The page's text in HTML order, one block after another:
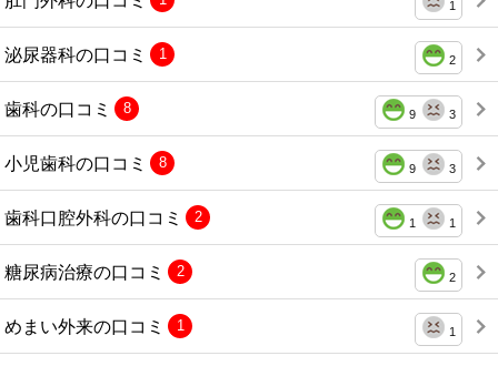
1
泌尿器科の口コミ 2
1
歯科の口コミ 9 3
8
小児歯科の口コミ 9 3
8
歯科口腔外科の口コミ 1 1
2
糖尿病治療の口コミ 2
2
めまい外来の口コミ 1
1